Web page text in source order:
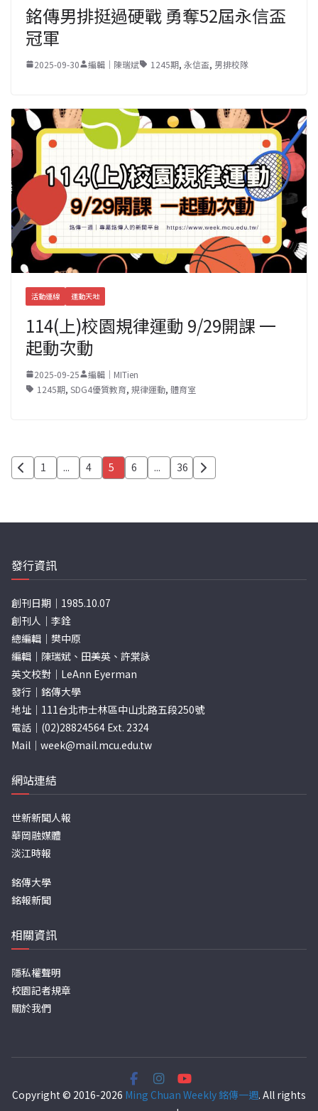
銘傳男排挺過硬戰 勇奪52屆永信盃
冠軍
2025-09-30 編輯｜陳瑞斌 1245期, 永信盃, 男排校隊
活動連線 運動天地
114(上)校園規律運動 9/29開課 一
起動次動
2025-09-25
編輯｜MITien
1245期, SDG4優質教育, 規律運動, 體育室
文
分
頁
1 ... 4 5 6 ... 36
發行資訊
創刊日期｜1985.10.07
創刊人｜李銓
總編輯｜樊中原
編輯｜陳瑞斌、田美英、許棠詠
英文校對｜LeAnn Eyerman
發行｜銘傳大學
地址｜111台北市士林區中山北路五段250號
電話｜(02)28824564 Ext. 2324
Mail｜ week@mail.mcu.edu.tw
網站連結
世新新聞人報
華岡融媒體
淡江時報
銘傳大學
銘報新聞
相關資訊
隱私權聲明
校園記者規章
關於我們
Copyright © 2016-2026 Ming Chuan Weekly 銘傳一週. All rights